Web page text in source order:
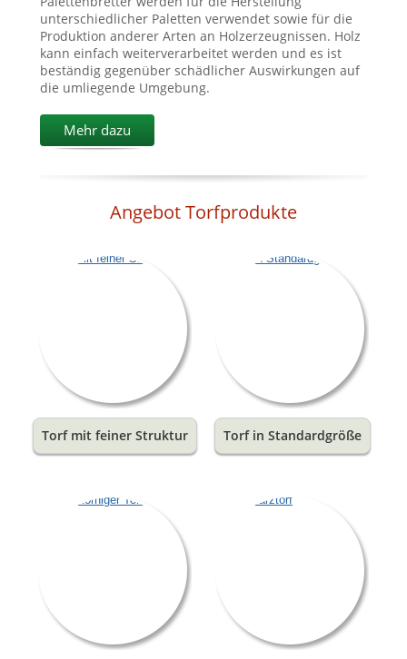
unterschiedlicher Paletten verwendet sowie für die
Produktion anderer Arten an Holzerzeugnissen. Holz
kann einfach weiterverarbeitet werden und es ist
beständig gegenüber schädlicher Auswirkungen auf
die umliegende Umgebung.
Mehr dazu
Angebot Torfprodukte
Torf mit feiner Struktur Torf in Standardgröße